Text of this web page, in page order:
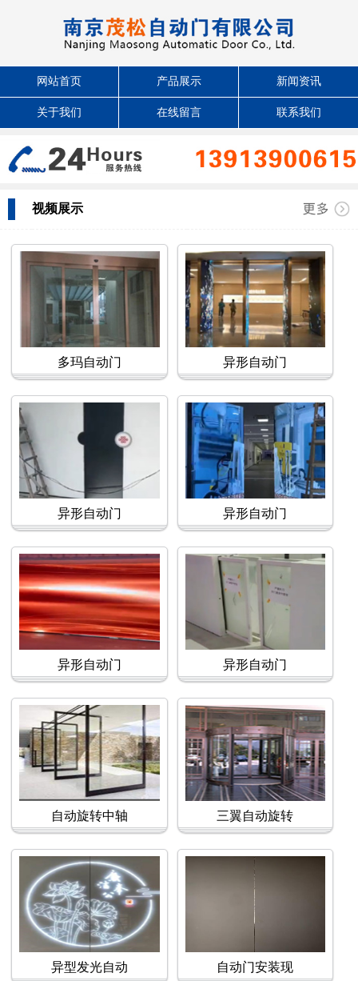
网站首页 产品展示 新闻资讯
关于我们 在线留言 联系我们
视频展示
多玛自动门 异形自动门
异形自动门 异形自动门
异形自动门 异形自动门
自动旋转中轴 三翼自动旋转
异型发光自动 自动门安装现